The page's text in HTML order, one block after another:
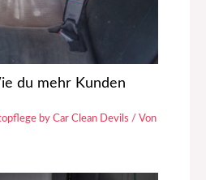
du mehr Kunden
by Car Clean Devils / Von